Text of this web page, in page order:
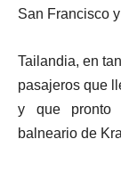
San Francisco
Tailandia, en
pasajeros que
y que pronto
balneario de